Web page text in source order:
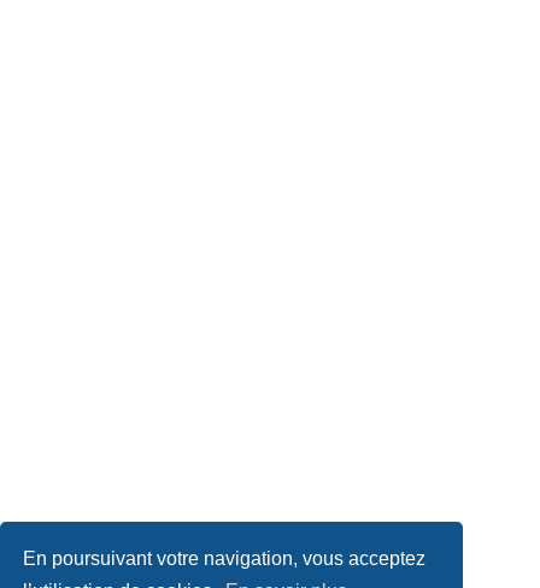
En poursuivant votre navigation, vous acceptez